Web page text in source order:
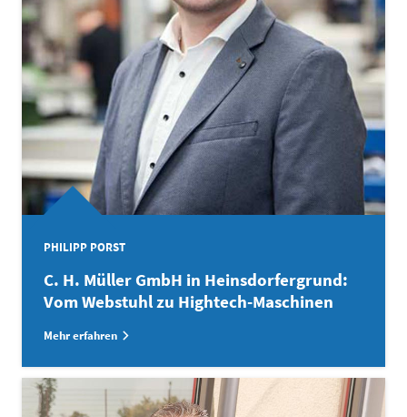
PHILIPP PORST
C. H. Müller GmbH in Heinsdorfergrund:
Vom Webstuhl zu Hightech-Maschinen
Mehr erfahren